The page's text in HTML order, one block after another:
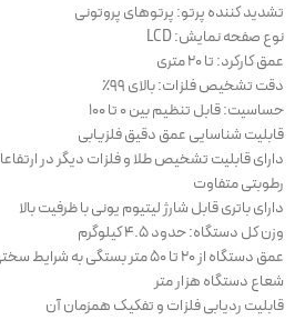
تشدید کننده پرتو: پرتوهای پروتونی
نوع صفحه نمایش: LCD
عمق کارکرد: تا ۲۰ متری
دقت تشخیص فلزات: بالای ۹۹٪
حساسیت: قابل تنظیم بین ۰ تا ۱۰۰
قابلیت شناسایی عمق دقیق فلزیابی
دارای قابلیت تشخیص طلا و فلزات دیگر در
رطوبتی متفاوت
دارای باتری قابل شارژ لیتیوم یونی با ظرفیت بالا
وزن کل دستگاه: حدود ۴.۵ کیلوگرم
عمق دستگاه از ۲۰ تا ۵۰ متر بستگی به شرایط سختی زمین
شعاع دستگاه هزار متر
قابلیت ردیابی فلزات و تفکیک همزمان آن